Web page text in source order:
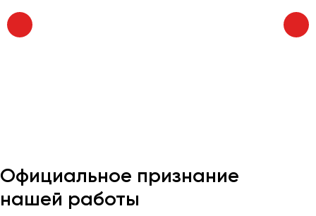
Официальное признание
нашей работы
Волжский
Вологда
Иваново
Ижевск